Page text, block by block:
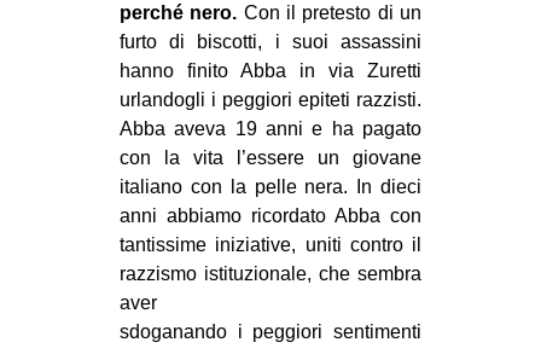
perché nero. Con il pretesto di un
furto di biscotti, i suoi assassini
hanno finito Abba in via Zuretti
urlandogli i peggiori epiteti razzisti.
Abba aveva 19 anni e ha pagato
con la vita l’essere un giovane
italiano con la pelle nera. In dieci
anni abbiamo ricordato Abba con
tantissime iniziative, uniti contro il
razzismo istituzionale, che sembra
aver
sdoganando i peggiori sentimenti